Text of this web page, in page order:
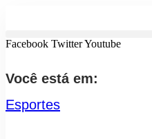
Facebook TwitterYoutube
Você está em:
Esportes